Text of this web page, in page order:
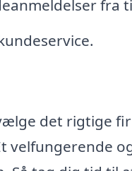
fra
det rigtige
velfungerende